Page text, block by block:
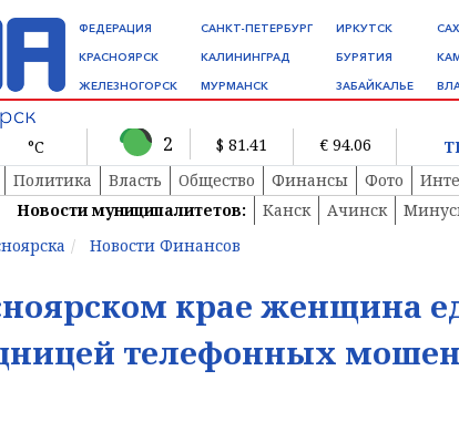
ФЕДЕРАЦИЯ
КРАСНОЯРСК
ЖЕЛЕЗНОГОРСК
САНКТ-ПЕТЕРБУРГ
КАЛИНИНГРАД
МУРМАНСК
ИРКУТСК
БУРЯТИЯ
ЗАБАЙКАЛЬЕ
°C 2 $ 81.41 € 94.06
Политика Власть Общество Финансы Фото
Новости муниципалитетов:
Канск Ачинск
Новости Финансов
крае женщина
телефонных